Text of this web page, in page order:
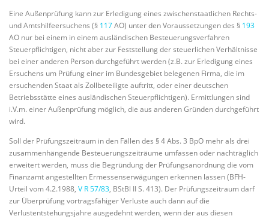
Eine Außenprüfung kann zur Erledigung eines zwischenstaatlichen Rechts-
und Amtshilfeersuchens (§ 117AO) unter den Voraussetzungen des § 193
AO nur bei einem in einem ausländischen Besteuerungsverfahren
Steuerpflichtigen, nicht aber zur Feststellung der steuerlichen Verhältnisse
bei einer anderen Person durchgeführt werden (z.B. zur Erledigung eines
Ersuchens um Prüfung einer im Bundesgebiet belegenen Firma, die im
ersuchenden Staat als Zollbeteiligte auftritt, oder einer deutschen
Betriebsstätte eines ausländischen Steuerpflichtigen). Ermittlungen sind
i.V.m. einer Außenprüfung möglich, die aus anderen Gründen durchgeführt
wird.
Soll der Prüfungszeitraum in den Fällen des § 4 Abs. 3 BpO mehr als drei
zusammenhängende Besteuerungszeiträume umfassen oder nachträglich
erweitert werden, muss die Begründung der Prüfungsanordnung die vom
Finanzamt angestellten Ermessenserwägungen erkennen lassen (BFH-
Urteil vom 4.2.1988, V R 57/83, BStBl II S. 413). Der Prüfungszeitraum darf
zur Überprüfung vortragsfähiger Verluste auch dann auf die
Verlustentstehungsjahre ausgedehnt werden, wenn der aus diesen